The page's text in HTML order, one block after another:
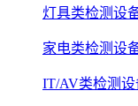
灯具类检测设
家电类检测设
IT/AV类检测设